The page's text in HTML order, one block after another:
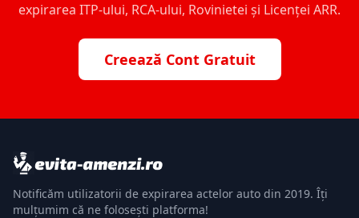
expirarea ITP-ului, RCA-ului, Rovinietei și Licenței ARR.
Creează Cont Gratuit
Notificăm utilizatorii de expirarea actelor auto din 2019. Îți
mulțumim că ne folosești platforma!